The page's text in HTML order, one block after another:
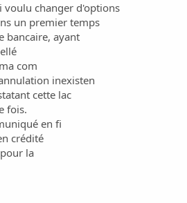
voulu changer d'options
un premier temps
bancaire, ayant
com
inexisten
cette lac
fois.
en fi
crédité
la